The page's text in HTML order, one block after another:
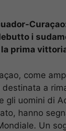
i
prima
come
a
gli uomini di
hanno
Un